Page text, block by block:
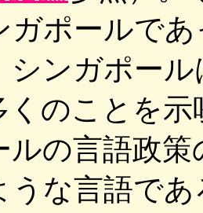
ガポールで
シンガポー
くのことを
ルの言語政
うな言語で